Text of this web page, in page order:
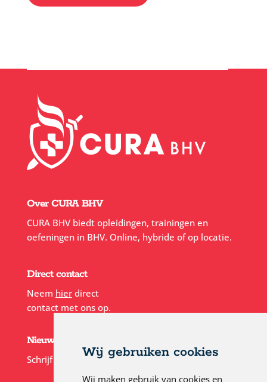
Wij gebruiken cookies
Wij maken gebruik van cookies en
Over CURA BHV
CURA BHV biedt opleidingen, trainingen en
oefeningen in BHV. Online, hybride of op locatie.
Direct contact
Neem hierdirect
contact met ons op.
Nieuwsbrief
Schrijf je in voor onzenieuwsbrief